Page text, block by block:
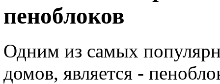
пеноблоков
Одним из самых
домов, является -